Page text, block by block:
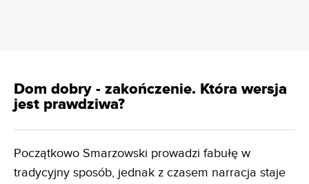
Dom dobry - zakończenie. Która wersja
jest prawdziwa?
Początkowo Smarzowski prowadzi fabułę w
tradycyjny sposób, jednak z czasem narracja staje